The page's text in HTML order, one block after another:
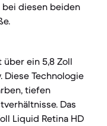
diesen beiden
über ein 5,8 Zoll
Diese Technologie
tiefen
Das
Liquid Retina HD